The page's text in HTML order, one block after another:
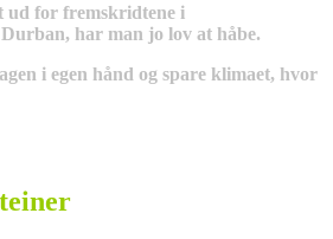
ud for fremskridtene i
har man jo lov at håbe.
i egen hånd og spare klimaet, hvor